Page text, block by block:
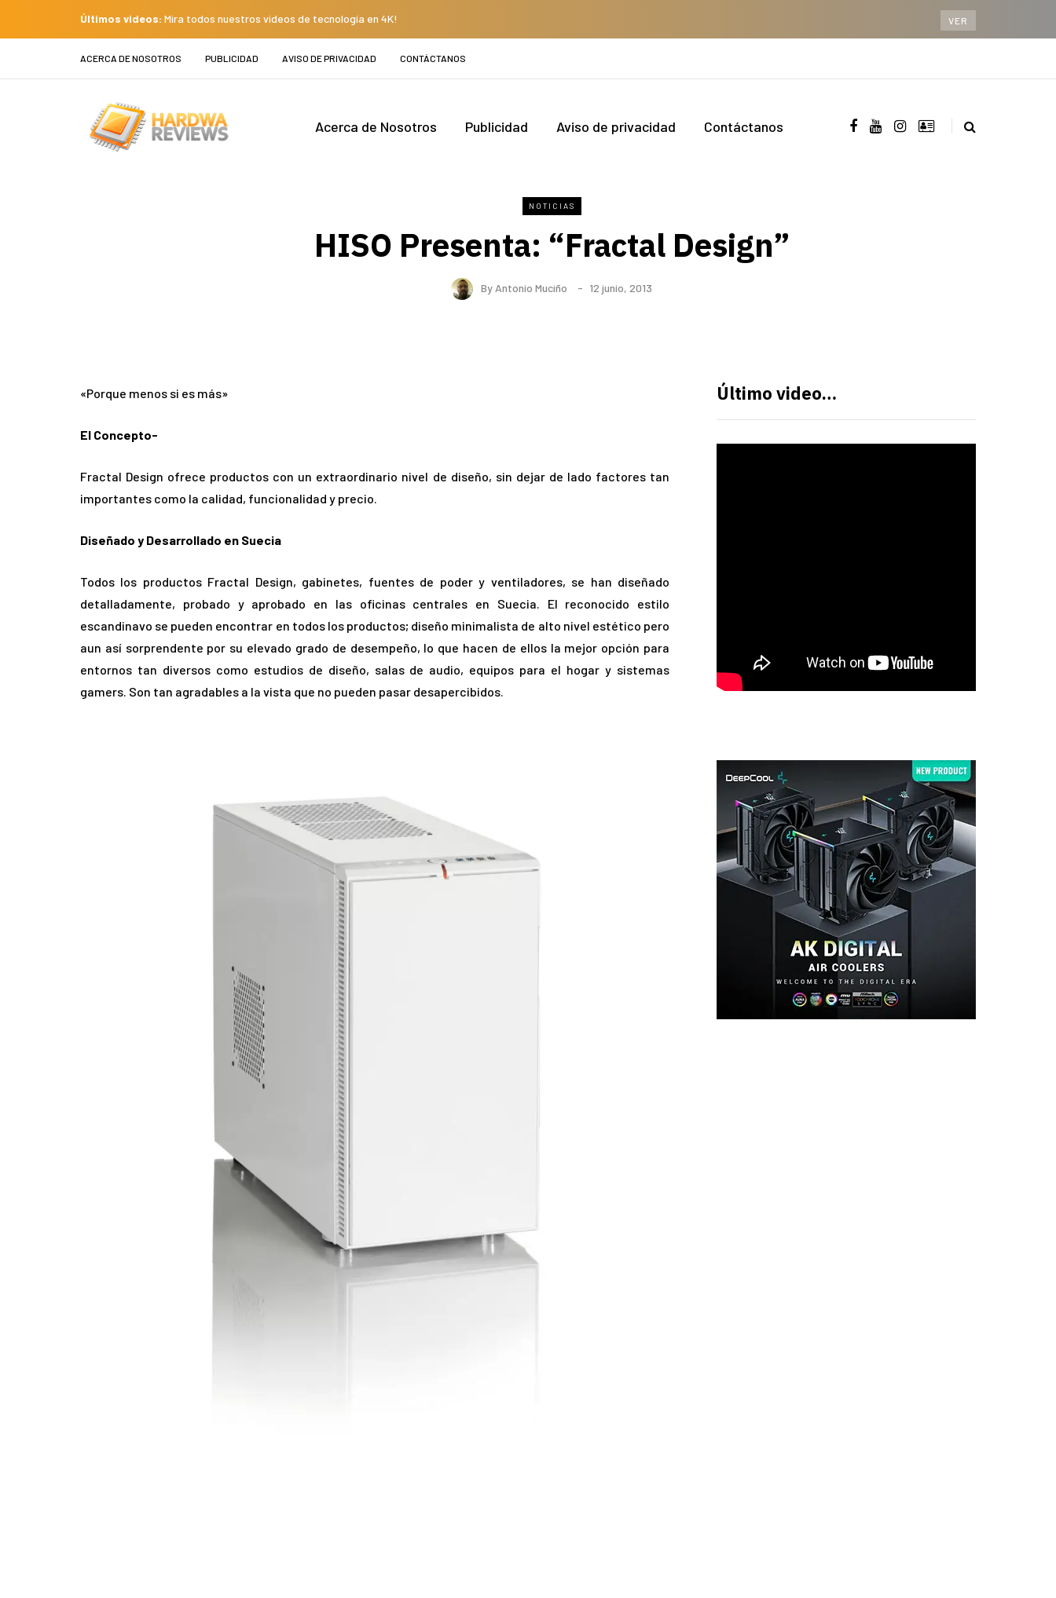
Últimos videos: Mira todos nuestros videos de tecnología en 4K! VER
ACERCA DE NOSOTROS PUBLICIDAD AVISO DE PRIVACIDAD CONTÁCTANOS
Acerca de Nosotros Publicidad Aviso de privacidad Contáctanos
NOTICIAS
HISO Presenta: “Fractal Design”
By Antonio Muciño 12 junio, 2013
«Porque menos si es más»
El Concepto-
Fractal Design ofrece productos con un extraordinario nivel de diseño, sin dejar de lado factores tan
importantes como la calidad, funcionalidad y precio.
Diseñado y Desarrollado en Suecia
Todos los productos Fractal Design, gabinetes, fuentes de poder y ventiladores, se han diseñado
detalladamente, probado y aprobado en las oficinas centrales en Suecia. El reconocido estilo
escandinavo se pueden encontrar en todos los productos; diseño minimalista de alto nivel estético pero
aun así sorprendente por su elevado grado de desempeño, lo que hacen de ellos la mejor opción para
entornos tan diversos como estudios de diseño, salas de audio, equipos para el hogar y sistemas
gamers. Son tan agradables a la vista que no pueden pasar desapercibidos.
Último video…